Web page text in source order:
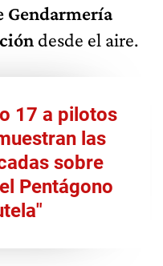
Gendarmería
desde el aire.
17 a pilotos
las
sobre
Pentágono